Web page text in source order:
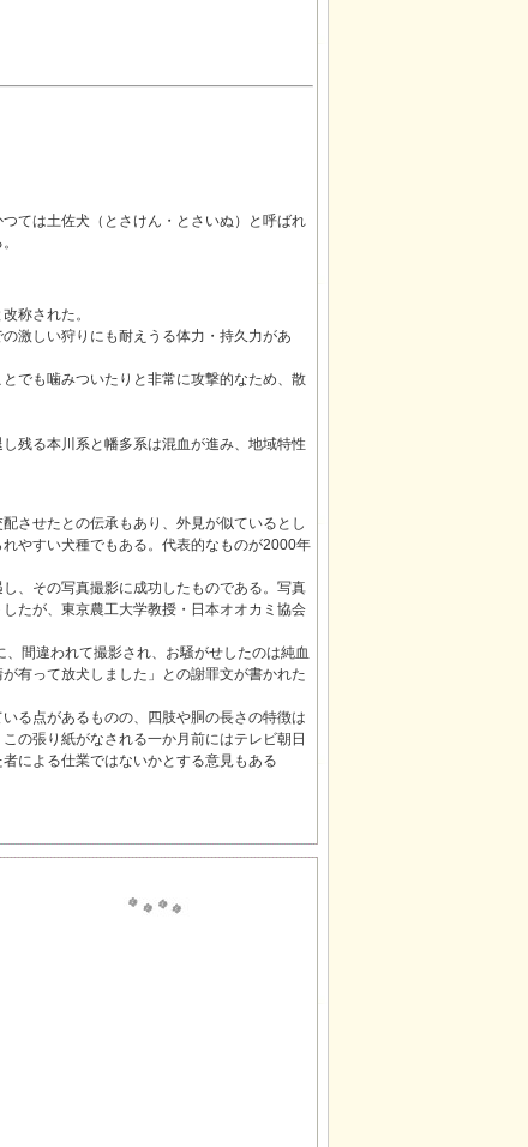
ては土佐犬（とさけん・とさいぬ）と呼ばれ
称された。
激しい狩りにも耐えうる体力・持久力があ
でも噛みついたりと非常に攻撃的なため、散
残る本川系と幡多系は混血が進み、地域特性
させたとの伝承もあり、外見が似ているとし
やすい犬種でもある。代表的なものが2000年
、その写真撮影に成功したものである。写真
たが、東京農工大学教授・日本オオカミ協会
間違われて撮影され、お騒がせしたのは純血
有って放犬しました」との謝罪文が書かれた
る点があるものの、四肢や胴の長さの特徴は
の張り紙がなされる一か月前にはテレビ朝日
による仕業ではないかとする意見もある